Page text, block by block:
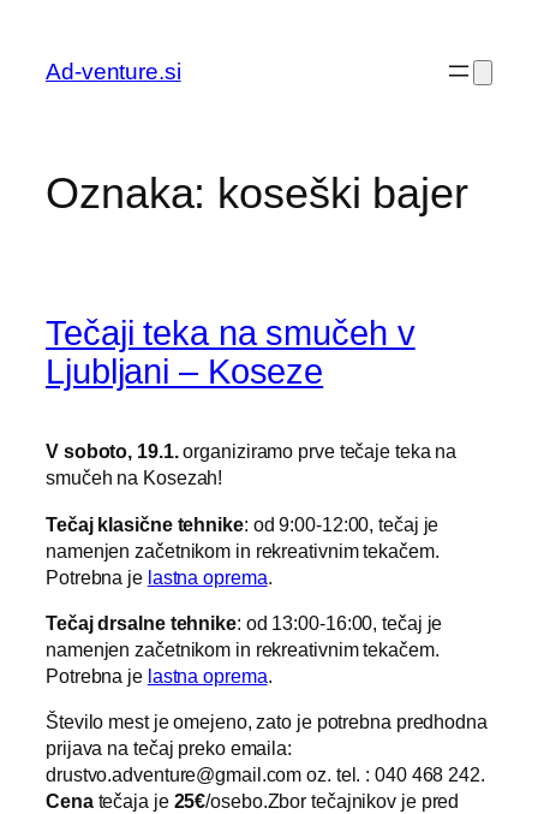
vsebino
Ad-venture.si
Oznaka: koseški bajer
Tečaji teka na smučeh v
Ljubljani – Koseze
V soboto, 19.1.organiziramo prve tečaje teka na
smučeh na Kosezah!
Tečaj klasične tehnike: od 9:00-12:00, tečaj je
namenjen začetnikom in rekreativnim tekačem.
Potrebna je lastna oprema.
Tečaj drsalne tehnike: od 13:00-16:00, tečaj je
namenjen začetnikom in rekreativnim tekačem.
Potrebna je lastna oprema.
Število mest je omejeno, zato je potrebna predhodna
prijava na tečaj preko emaila:
drustvo.adventure@gmail.com oz. tel. : 040 468 242.
Cenatečaja je 25€/osebo.Zbor tečajnikov je pred